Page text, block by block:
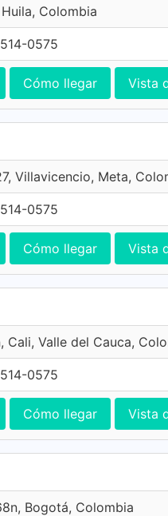
Colombia
0575
Cómo llegar Vista
Villavicencio, Meta,
0575
Cómo llegar Vista
Cali, Valle del Cauca,
0575
Cómo llegar Vista
Bogotá, Colombia